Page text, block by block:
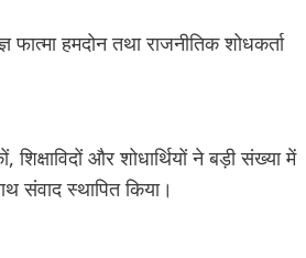
हमदोन तथा राजनीतिक शोधकर्ता
और शोधार्थियों ने बड़ी संख्या में
संवाद स्थापित किया।